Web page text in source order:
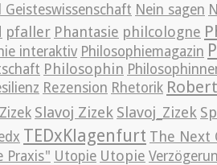
Nein sagen
pfaller Phantasie philcologne
interaktiv Philosophiemagazin
Philosophin
Rezension Rhetorik
Slavoj Zizek Slavoj_Zizek
TEDxKlagenfurt The Next
Praxis" Utopie Utopie